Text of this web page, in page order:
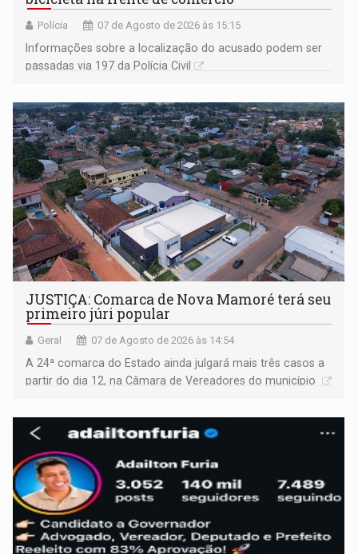
Polícia 07 de Agosto de 2026 às 15:15
Informações sobre a localização do acusado podem ser
passadas via 197 da Polícia Civil
JUSTIÇA: Comarca de Nova Mamoré terá seu
primeiro júri popular
Geral 07 de Agosto de 2026 às 14:54
A 24ª comarca do Estado ainda julgará mais três casos a
partir do dia 12, na Câmara de Vereadores do município